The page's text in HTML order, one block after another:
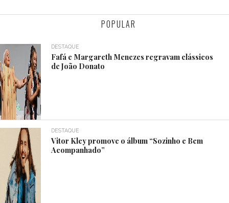
POPULAR
DESTAQUE
Fafá e Margareth Menezes regravam clássicos
de João Donato
DESTAQUE
Vitor Kley promove o álbum “Sozinho e Bem
Acompanhado”